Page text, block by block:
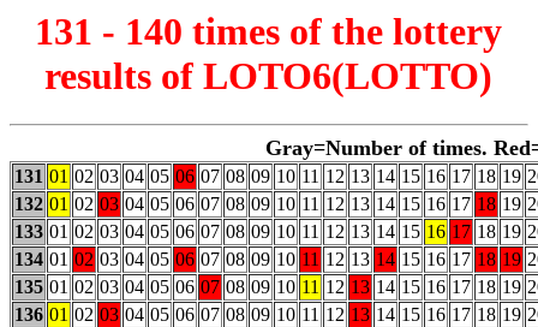
131 - 140 times of the lottery
results of LOTO6(LOTTO)
Gray=Number of times.
131 01 02 03 04 05 06 07 08 09 10 11 12 13 14 15 16 17 18 19
132 01 02 03 04 05 06 07 08 09 10 11 12 13 14 15 16 17 18 19
133 01 02 03 04 05 06 07 08 09 10 11 12 13 14 15 16 17 18 19
134 01 02 03 04 05 06 07 08 09 10 11 12 13 14 15 16 17 18 19
135 01 02 03 04 05 06 07 08 09 10 11 12 13 14 15 16 17 18 19
136 01 02 03 04 05 06 07 08 09 10 11 12 13 14 15 16 17 18 19